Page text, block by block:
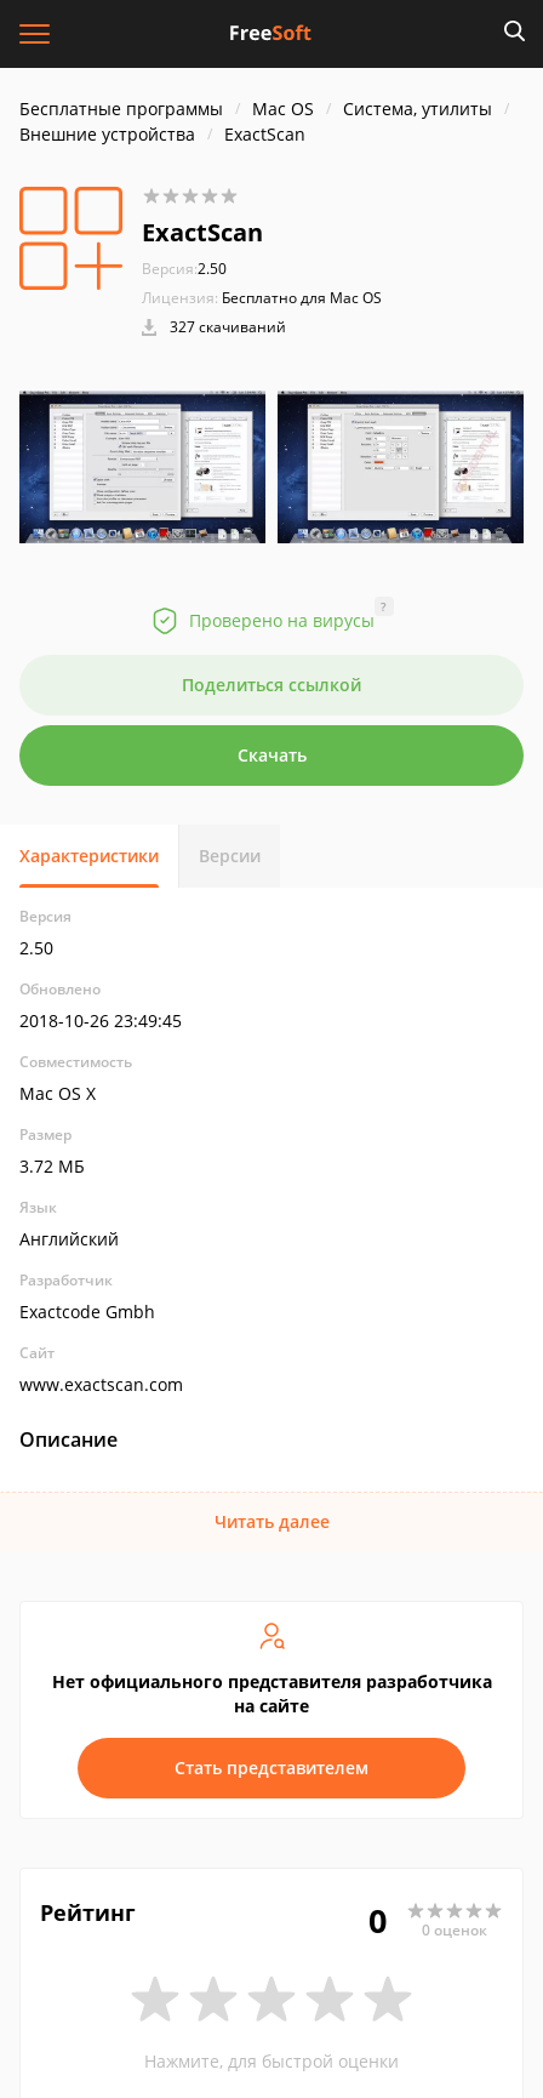
Бесплатные программы Mac OS
Система, утилиты
Внешние устройства
ExactScan
ExactScan
Версия:2.50
Лицензия: Бесплатно для Mac OS
327 скачиваний
Проверено на вирусы
?
Поделиться ссылкой
Скачать
Характеристики Версии
Версия
2.50
Обновлено
2018-10-26 23:49:45
Совместимость
Mac OS X
Размер
3.72 МБ
Язык
Английский
Разработчик
Exactcode Gmbh
Сайт
www.exactscan.com
Описание
Читать далее
Нет официального представителя разработчика
на сайте
Стать представителем
Рейтинг 0 0 оценок
Нажмите, для быстрой оценки